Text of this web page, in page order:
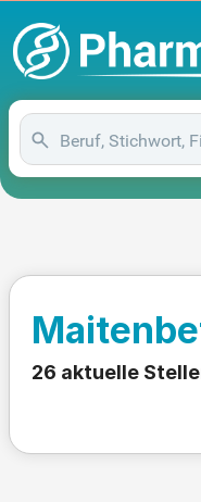
26 aktuelle